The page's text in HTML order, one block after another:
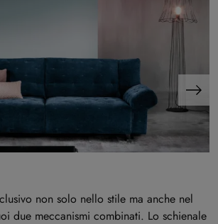
non solo nello stile ma anche nel
due meccanismi combinati. Lo schienale